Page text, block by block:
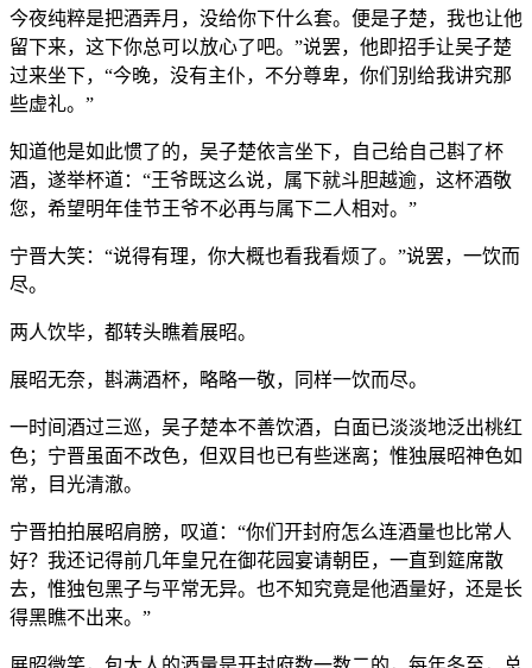
今夜纯粹是把酒弄月，没给你下什么套。便是子楚，我也让他
留下来，这下你总可以放心了吧。”说罢，他即招手让吴子楚
过来坐下，“今晚，没有主仆，不分尊卑，你们别给我讲究那
些虚礼。”
知道他是如此惯了的，吴子楚依言坐下，自己给自己斟了杯
酒，遂举杯道：“王爷既这么说，属下就斗胆越逾，这杯酒敬
您，希望明年佳节王爷不必再与属下二人相对。”
宁晋大笑：“说得有理，你大概也看我看烦了。”说罢，一饮而
尽。
两人饮毕，都转头瞧着展昭。
展昭无奈，斟满酒杯，略略一敬，同样一饮而尽。
一时间酒过三巡，吴子楚本不善饮酒，白面已淡淡地泛出桃红
色；宁晋虽面不改色，但双目也已有些迷离；惟独展昭神色如
常，目光清澈。
宁晋拍拍展昭肩膀，叹道：“你们开封府怎么连酒量也比常人
好？我还记得前几年皇兄在御花园宴请朝臣，一直到筵席散
去，惟独包黑子与平常无异。也不知究竟是他酒量好，还是长
得黑瞧不出来。”